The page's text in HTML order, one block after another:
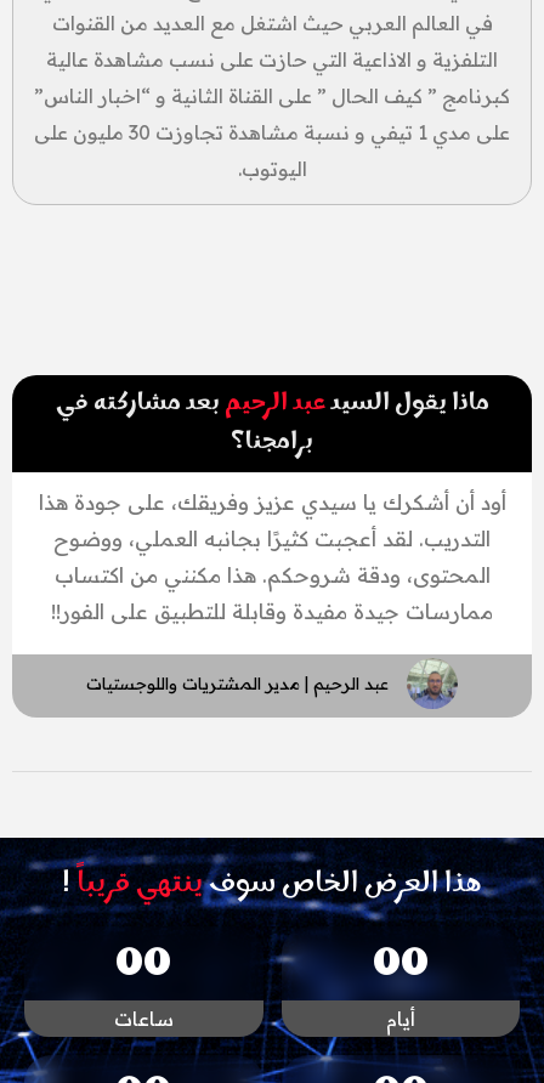
في العالم العربي حيث اشتغل مع العديد من القنوات
التلفزية و الاذاعية التي حازت على نسب مشاهدة عالية
كبرنامج ” كيف الحال ” على القناة الثانية و “اخبار الناس”
على مدي 1 تيفي و نسبة مشاهدة تجاوزت 30 مليون على
اليوتوب.
ماذا يقول السيدعبد الرحيمبعد مشاركته في
برامجنا؟
أود أن أشكرك يا سيدي عزيز وفريقك، على جودة هذا
التدريب. لقد أعجبت كثيرًا بجانبه العملي، ووضوح
المحتوى، ودقة شروحكم. هذا مكنني من اكتساب
ممارسات جيدة مفيدة وقابلة للتطبيق على الفور!!
عبد الرحيم | مدير المشتريات واللوجستيات
هذا العرض الخاص سوفينتهي قريباً!
00
أيام
00
ساعات